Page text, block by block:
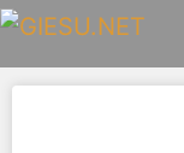
Skip
content